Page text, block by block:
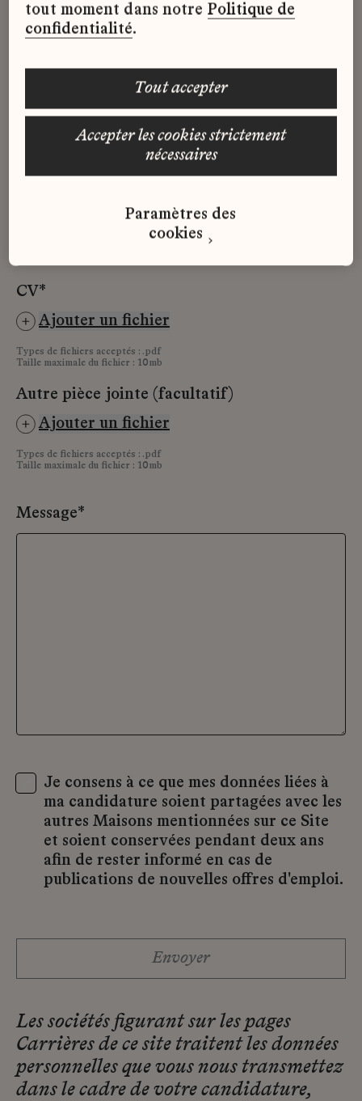
CV*
Ajouter un fichier
Types de fichiers acceptés : .pdf
Taille maximale du fichier : 10mb
Autre pièce jointe (facultatif)
Ajouter un fichier
Types de fichiers acceptés : .pdf
Taille maximale du fichier : 10mb
Message*
Je consens à ce que mes données liées à
ma candidature soient partagées avec les
autres Maisons mentionnées sur ce Site
et soient conservées pendant deux ans
afin de rester informé en cas de
publications de nouvelles offres d'emploi.
(obligatoire)
Envoyer
Les sociétés figurant sur les pages
Carrières de ce site traitent les données
personnelles que vous nous transmettez
dans le cadre de votre candidature,
tout moment dans notre Politique de
confidentialité.
accepter les cookies strictement
nécessaires
tout accepter
Paramètres des
cookies